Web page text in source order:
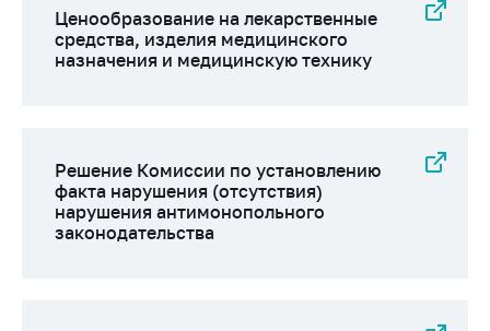
Ценообразование на лекарственные
средства, изделия медицинского
назначения и медицинскую технику
Решение Комиссии по установлению
факта нарушения (отсутствия)
нарушения антимонопольного
законодательства